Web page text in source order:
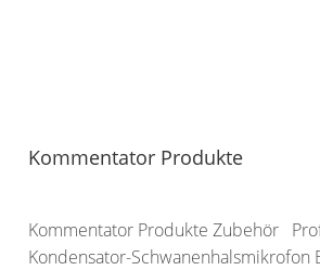
Kommentator Produkte
Kommentator Produkte Zubehör
Kondensator-Schwanenhalsmikrofon